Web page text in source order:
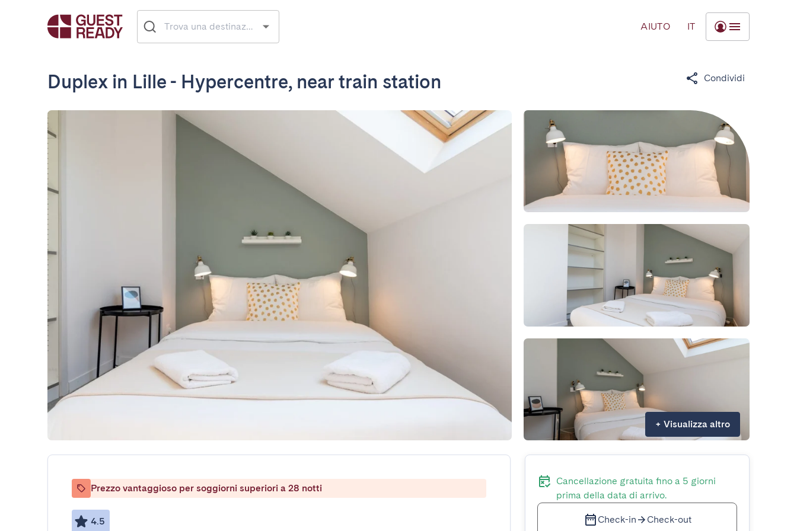
AIUTO IT
Duplex in Lille - Hypercentre, near train station Condividi
+ Visualizza altro
Prezzo vantaggioso per soggiorni superiori a 28 notti
4.5
Cancellazione gratuita fino a 5 giorni
prima della data di arrivo.
Check-in Check-out